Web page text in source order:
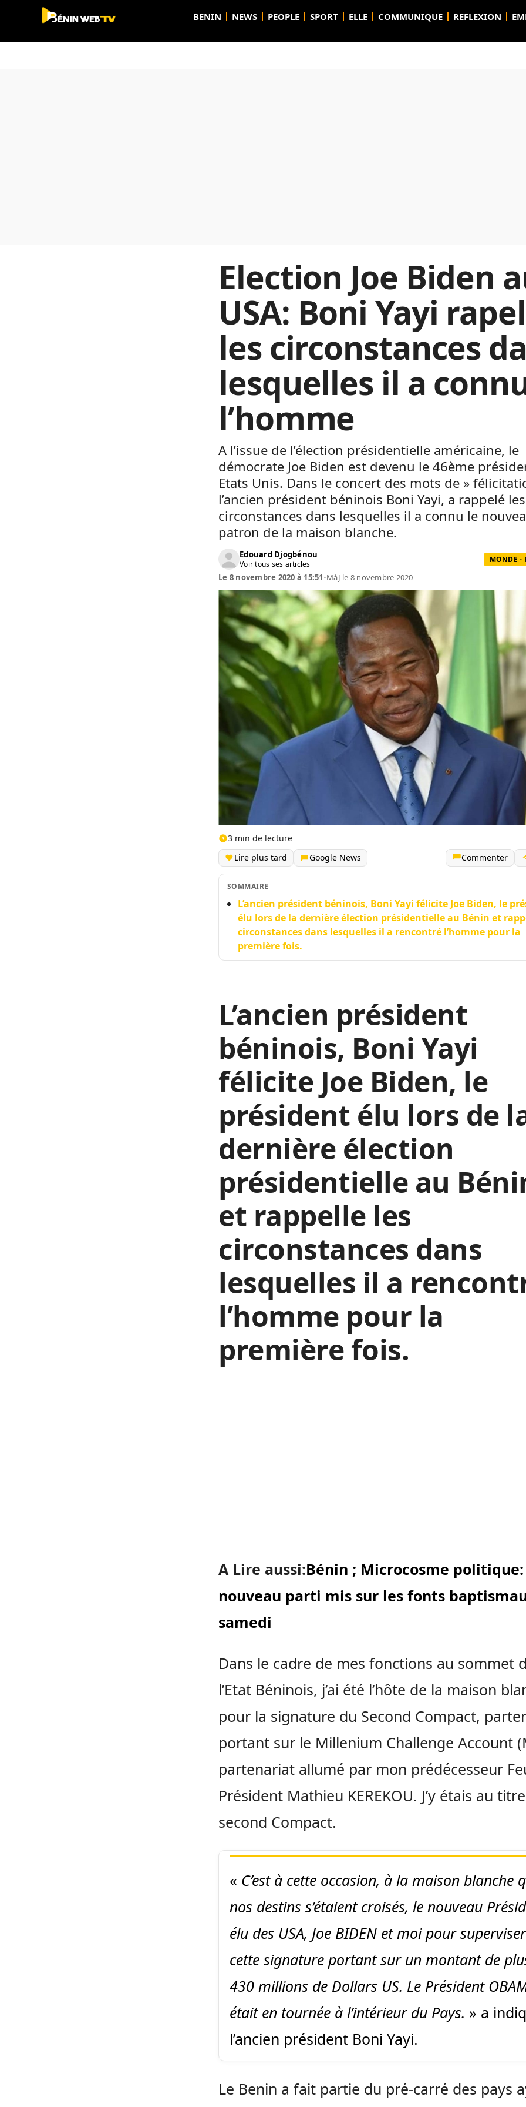
BENIN NEWS PEOPLE SPORT ELLE COMMUNIQUE REFLEXION
Election Joe Biden
USA: Boni Yayi
les circonstances
lesquelles il a
l’homme
A l’issue de l’élection présidentielle américaine, le
démocrate Joe Biden est devenu le 46ème
Etats Unis. Dans le concert des mots de »
l’ancien président béninois Boni Yayi, a rappelé les
circonstances dans lesquelles il a connu le
patron de la maison blanche.
Edouard Djogbénou
Voir tous ses articles MONDE -
Le 8 novembre 2020 à 15:51•MàJ le 8 novembre 2020
3 min de lecture
Lire plus tard
Google News Commenter
SOMMAIRE
L’ancien président béninois, Boni Yayi félicite Joe Biden, le
élu lors de la dernière élection présidentielle au Bénin et
circonstances dans lesquelles il a rencontré l’homme pour la
première fois.
L’ancien président
béninois, Boni Yayi
félicite Joe Biden, le
président élu lors de
dernière élection
présidentielle au
et rappelle les
circonstances dans
lesquelles il a
l’homme pour la
première fois.
A Lire aussi:Bénin ; Microcosme
nouveau parti mis sur les fonts
samedi
Dans le cadre de mes fonctions au sommet
l’Etat Béninois, j’ai été l’hôte de la maison
pour la signature du Second Compact,
portant sur le Millenium Challenge Account
partenariat allumé par mon prédécesseur
Président Mathieu KEREKOU. J’y étais au
second Compact.
« C’est à cette occasion, à la maison blanche
nos destins s’étaient croisés, le nouveau
élu des USA, Joe BIDEN et moi pour superviser
cette signature portant sur un montant de
430 millions de Dollars US. Le Président
était en tournée à l’intérieur du Pays. » a
l’ancien président Boni Yayi.
Le Benin a fait partie du pré-carré des pays